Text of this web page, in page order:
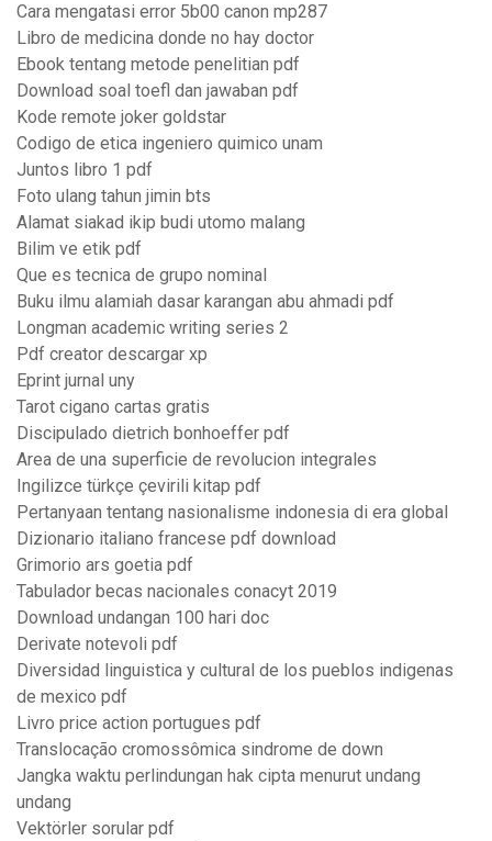
Cara mengatasi error 5b00 canon mp287
Libro de medicina donde no hay doctor
Ebook tentang metode penelitian pdf
Download soal toefl dan jawaban pdf
Kode remote joker goldstar
Codigo de etica ingeniero quimico unam
Juntos libro 1 pdf
Foto ulang tahun jimin bts
Alamat siakad ikip budi utomo malang
Bilim ve etik pdf
Que es tecnica de grupo nominal
Buku ilmu alamiah dasar karangan abu ahmadi pdf
Longman academic writing series 2
Pdf creator descargar xp
Eprint jurnal uny
Tarot cigano cartas gratis
Discipulado dietrich bonhoeffer pdf
Area de una superficie de revolucion integrales
Ingilizce türkçe çevirili kitap pdf
Pertanyaan tentang nasionalisme indonesia di era global
Dizionario italiano francese pdf download
Grimorio ars goetia pdf
Tabulador becas nacionales conacyt 2019
Download undangan 100 hari doc
Derivate notevoli pdf
Diversidad linguistica y cultural de los pueblos indigenas
de mexico pdf
Livro price action portugues pdf
Translocação cromossômica sindrome de down
Jangka waktu perlindungan hak cipta menurut undang
undang
Vektörler sorular pdf